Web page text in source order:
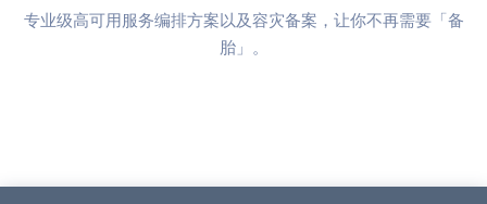
专业级高可用服务编排方案以及容灾备案，让你不再需要「备
胎」。